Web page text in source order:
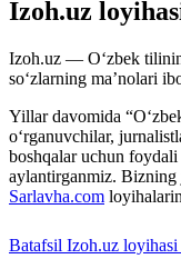
Izoh.uz
Izoh.uz — O‘zbek
so‘zlarning ma’nolari
Yillar davomida
o‘rganuvchilar,
boshqalar uchun
aylantirganmiz. Bizning
Sarlavha.com
Batafsil Izoh.uz loyihasi